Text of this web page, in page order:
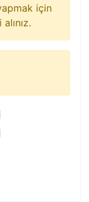
için